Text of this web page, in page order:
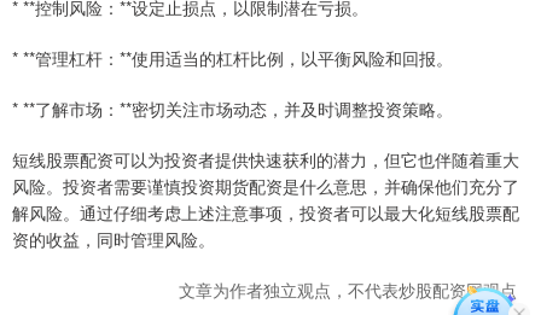
* **控制风险：**设定止损点，以限制潜在亏损。
* **管理杠杆：**使用适当的杠杆比例，以平衡风险和回报。
* **了解市场：**密切关注市场动态，并及时调整投资策略。
短线股票配资可以为投资者提供快速获利的潜力，但它也伴随着重大
风险。投资者需要谨慎投资期货配资是什么意思，并确保他们充分了
解风险。通过仔细考虑上述注意事项，投资者可以最大化短线股票配
资的收益，同时管理风险。
文章为作者独立观点，不代表炒股配资网观点